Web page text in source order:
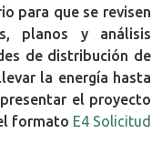
para que se revisen
planos y análisis
de distribución de
la energía hasta
el proyecto
formato E4 Solicitud